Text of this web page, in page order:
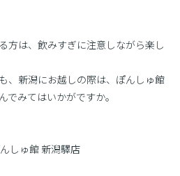
方は、飲みすぎに注意しながら楽し
、新潟にお越しの際は、ぽんしゅ館
でみてはいかがですか。
しゅ館 新潟驛店